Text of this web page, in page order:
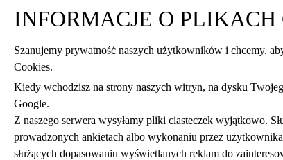
INFORMACJE O PLIKACH
Szanujemy prywatność naszych użytkowników i chcemy,
Cookies.
Kiedy wchodzisz na strony naszych witryn, na dysku
Google.
Z naszego serwera wysyłamy pliki ciasteczek wyjątkowo.
prowadzonych ankietach albo wykonaniu przez
służących dopasowaniu wyświetlanych reklam do